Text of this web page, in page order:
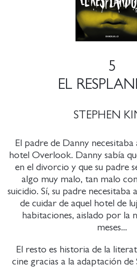
5
EL
STEPHEN
El padre de Danny
hotel Overlook. Danny sabía
en el divorcio y que su padre
algo muy malo, tan malo
suicidio. Sí, su padre
de cuidar de aquel hotel de
habitaciones, aislado por la
meses...
El resto es historia de la
cine gracias a la adaptación